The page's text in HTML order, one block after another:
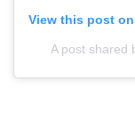
View this post
A post shared